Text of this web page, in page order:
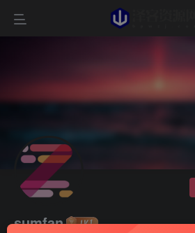
sumfan